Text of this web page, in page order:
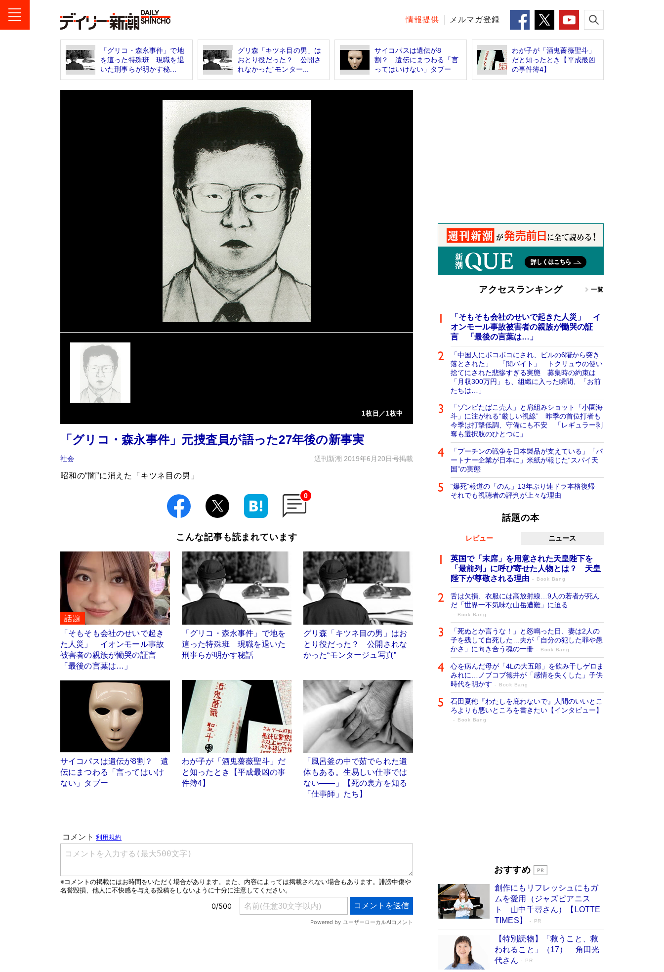
情報提供 メルマガ登録
「グリコ・森永事件」で地
を這った特殊班 現職を退
いた刑事らが明かす秘...
グリ森「キツネ目の男」は
おとり役だった？ 公開さ
れなかった“モンター...
サイコパスは遺伝が8
割？ 遺伝にまつわる「言
ってはいけない」タブー
わが子が「酒鬼薔薇聖斗」
だと知ったとき【平成最凶
の事件簿4】
1枚目／1枚中
「グリコ・森永事件」元捜査員が語った27年後の新事実
社会 週刊新潮 2019年6月20日号掲載
昭和の“闇”に消えた「キツネ目の男」
0
こんな記事も読まれています
話題
「そもそも会社のせいで起き
た人災」 イオンモール事故
被害者の親族が慟哭の証言
「最後の言葉は…」
「グリコ・森永事件」で地を
這った特殊班 現職を退いた
刑事らが明かす秘話
グリ森「キツネ目の男」はお
とり役だった？ 公開されな
かった“モンタージュ写真”
サイコパスは遺伝が8割？ 遺
伝にまつわる「言ってはいけ
ない」タブー
わが子が「酒鬼薔薇聖斗」だ
と知ったとき【平成最凶の事
件簿4】
「風呂釜の中で茹でられた遺
体もある。生易しい仕事では
ない――」【死の裏方を知る
「仕事師」たち】
アクセスランキング 一覧
「そもそも会社のせいで起きた人災」 イ
オンモール事故被害者の親族が慟哭の証
言 「最後の言葉は…」
「中国人にボコボコにされ、ビルの6階から突き
落とされた」 「闇バイト」 トクリュウの使い
捨てにされた悲惨すぎる実態 募集時の約束は
「月収300万円」も、組織に入った瞬間、「お前
たちは…」
「ゾンビたばこ売人」と肩組みショット「小園海
斗」に注がれる“厳しい視線” 昨季の首位打者も
今季は打撃低調、守備にも不安 「レギュラー剥
奪も選択肢のひとつに」
「プーチンの戦争を日本製品が支えている」「パ
ートナー企業が日本に」米紙が報じた“スパイ天
国”の実態
“爆死”報道の「のん」13年ぶり連ドラ本格復帰
それでも視聴者の評判が上々な理由
話題の本
レビュー ニュース
英国で「末席」を用意された天皇陛下を
「最前列」に呼び寄せた人物とは？ 天皇
陛下が尊敬される理由
Book Bang
舌は欠損、衣服には高放射線…9人の若者が死ん
だ「世界一不気味な山岳遭難」に迫る
Book Bang
「死ぬとか言うな！」と怒鳴った日、妻は2人の
子を残して自死した…夫が「自分の犯した罪や愚
かさ」に向き合う魂の一冊
Book Bang
心を病んだ母が「4Lの大五郎」を飲み干しゲロま
みれに…ノブコブ徳井が「感情を失くした」子供
時代を明かす
Book Bang
石田夏穂『わたしを庇わないで』人間のいいとこ
ろよりも悪いところを書きたい【インタビュー】
Book Bang
開発への関心を押し上げた18年の物語に幕 特装
Book Bang
友近氏、絶賛！ 鎌倉を舞台に、孤独を抱えた
人々が新たな一歩を踏み出す連作短篇集『海のほ
とりのプラネット』試し読み
おすすめ
創作にもリフレッシュにもガ
ムを愛用（ジャズピアニス
ト 山中千尋さん）【LOTTE
TIMES】
PR
【特別読物】「救うこと、救
われること」（17） 角田光
代さん
PR